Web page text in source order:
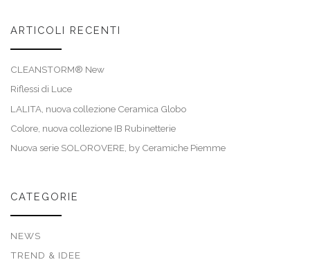
ARTICOLI RECENTI
CLEANSTORM® New
Riflessi di Luce
LALITA, nuova collezione Ceramica Globo
Colore, nuova collezione IB Rubinetterie
Nuova serie SOLOROVERE, by Ceramiche Piemme
CATEGORIE
NEWS
TREND & IDEE